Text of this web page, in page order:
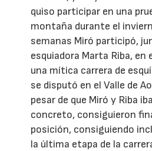
quiso participar en una
montaña durante el
semanas Miró participó,
esquiadora Marta Riba, en
una mítica carrera de
se disputó en el Valle de
pesar de que Miró y Riba
concreto, consiguieron
posición, consiguiendo
la última etapa de la